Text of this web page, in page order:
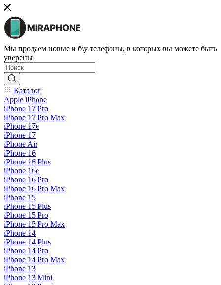
Мы продаем новые и б\у телефоны, в которых вы можете быть
уверены
Каталог
Apple iPhone
iPhone 17 Pro
iPhone 17 Pro Max
iPhone 17e
iPhone 17
iPhone Air
iPhone 16
iPhone 16 Plus
iPhone 16e
iPhone 16 Pro
iPhone 16 Pro Max
iPhone 15
iPhone 15 Plus
iPhone 15 Pro
iPhone 15 Pro Max
iPhone 14
iPhone 14 Plus
iPhone 14 Pro
iPhone 14 Pro Max
iPhone 13
iPhone 13 Mini